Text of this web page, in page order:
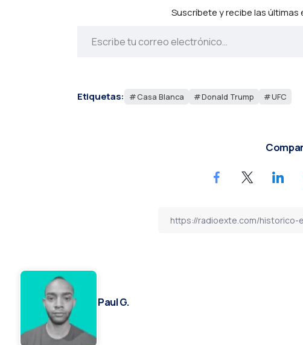
Suscríbete y recibe las
Etiquetas: Casa Blanca Donald Trump UFC
Paul G.